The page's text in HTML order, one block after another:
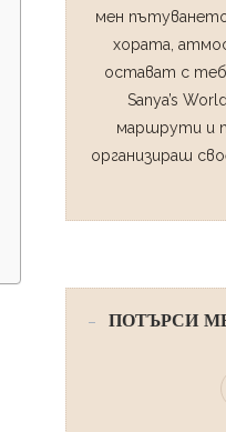
мен
хората,
остават с теб
Sanya’s
маршрути и
организираш
ПОТЪРСИ